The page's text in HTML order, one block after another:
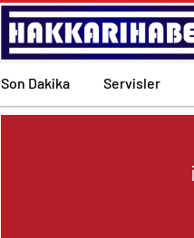
Son Dakika Servisler